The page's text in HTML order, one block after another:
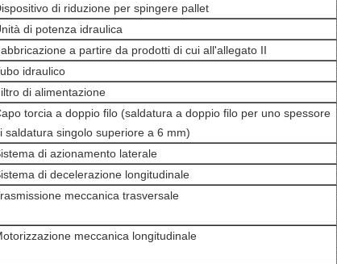
di riduzione per spingere pallet
di potenza idraulica
a partire da prodotti di cui all'allegato II
idraulico
di alimentazione
torcia a doppio filo (saldatura a doppio filo per uno spessore
saldatura singolo superiore a 6 mm)
di azionamento laterale
di decelerazione longitudinale
meccanica trasversale
meccanica longitudinale